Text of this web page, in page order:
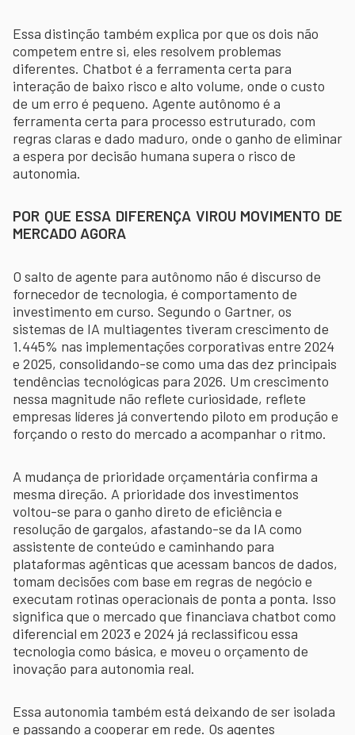
Essa distinção também explica por que os dois não
competem entre si, eles resolvem problemas
diferentes. Chatbot é a ferramenta certa para
interação de baixo risco e alto volume, onde o custo
de um erro é pequeno. Agente autônomo é a
ferramenta certa para processo estruturado, com
regras claras e dado maduro, onde o ganho de eliminar
a espera por decisão humana supera o risco de
autonomia.
POR QUE ESSA DIFERENÇA VIROU MOVIMENTO DE
MERCADO AGORA
O salto de agente para autônomo não é discurso de
fornecedor de tecnologia, é comportamento de
investimento em curso. Segundo o Gartner, os
sistemas de IA multiagentes tiveram crescimento de
1.445% nas implementações corporativas entre 2024
e 2025, consolidando-se como uma das dez principais
tendências tecnológicas para 2026. Um crescimento
nessa magnitude não reflete curiosidade, reflete
empresas líderes já convertendo piloto em produção e
forçando o resto do mercado a acompanhar o ritmo.
A mudança de prioridade orçamentária confirma a
mesma direção. A prioridade dos investimentos
voltou-se para o ganho direto de eficiência e
resolução de gargalos, afastando-se da IA como
assistente de conteúdo e caminhando para
plataformas agênticas que acessam bancos de dados,
tomam decisões com base em regras de negócio e
executam rotinas operacionais de ponta a ponta. Isso
significa que o mercado que financiava chatbot como
diferencial em 2023 e 2024 já reclassificou essa
tecnologia como básica, e moveu o orçamento de
inovação para autonomia real.
Essa autonomia também está deixando de ser isolada
e passando a cooperar em rede. Os agentes